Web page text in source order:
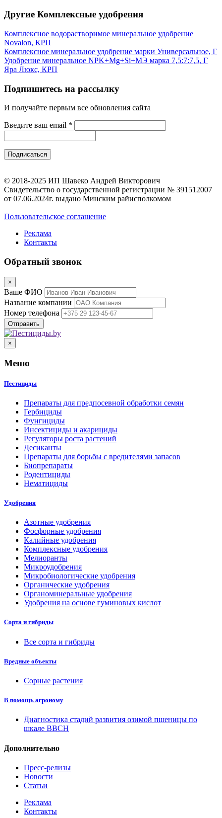
Другие Комплексные удобрения
Комплексное водорастворимое минеральное удобрение
Novalon, КРП
Комплексное минеральное удобрение марки Универсальное, Г
Удобрение минеральное NPK+Mg+Si+МЭ марка 7,5:7:7,5, Г
Яра Люкс, КРП
Подпишитесь на рассылку
И получайте первым все обновления сайта
Введите ваш email *
© 2018-2025 ИП Шавеко Андрей Викторович
Свидетельство о государственной регистрации № 391512007
от 07.06.2024г. выдано Минским райисполкомом
Пользовательское соглашение
Реклама
Контакты
Обратный звонок
×
Ваше ФИО
Название компании
Номер телефона
×
Меню
Пестициды
Препараты для предпосевной обработки семян
Гербициды
Фунгициды
Инсектициды и акарициды
Регуляторы роста растений
Десиканты
Препараты для борьбы с вредителями запасов
Биопрепараты
Родентициды
Нематициды
Удобрения
Азотные удобрения
Фосфорные удобрения
Калийные удобрения
Комплексные удобрения
Мелиоранты
Микроудобрения
Микробиологические удобрения
Органические удобрения
Органоминеральные удобрения
Удобрения на основе гуминовых кислот
Сорта и гибриды
Все сорта и гибриды
Вредные объекты
Сорные растения
В помощь агроному
Диагностика стадий развития озимой пшеницы по
шкале ВВСН
Дополнительно
Пресс-релизы
Новости
Статьи
Реклама
Контакты